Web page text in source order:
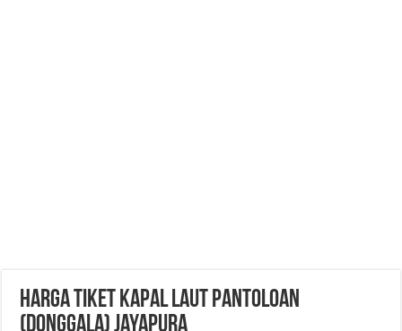
Harga Tiket Kapal Laut Pantoloan
(Donggala) Jayapura